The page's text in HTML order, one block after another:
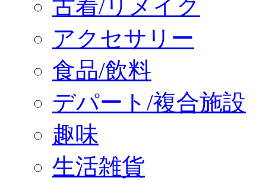
古着/リメイク
アクセサリー
食品/飲料
デパート/複合施設
趣味
生活雑貨